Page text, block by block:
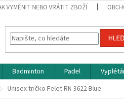
VYMĚNIT NEBO VRÁTIT ZBOŽÍ
Badminton Padel
Unisex tričko Felet RN 3622 Blue